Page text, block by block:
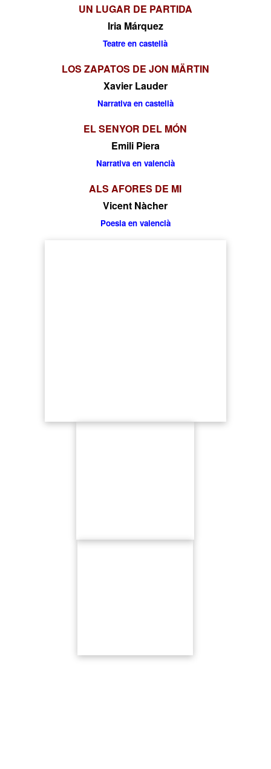
UN LUGAR DE PARTIDA
Iria Márquez
Teatre en castellà
LOS ZAPATOS DE JON MÄRTIN
Xavier Lauder
Narrativa en castellà
EL SENYOR DEL MÓN
Emili Piera
Narrativa en valencià
ALS AFORES DE MI
Vicent Nàcher
Poesia en valencià